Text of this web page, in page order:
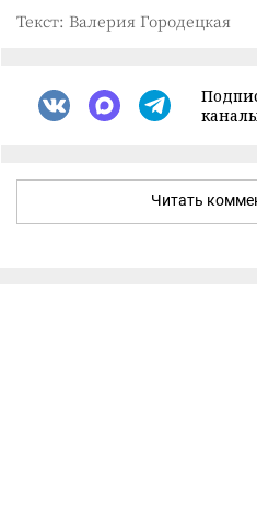
Текст: Валерия Городецкая
Читать